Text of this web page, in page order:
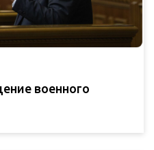
военного